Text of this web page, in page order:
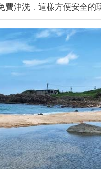
沖洗，這樣方便安全的